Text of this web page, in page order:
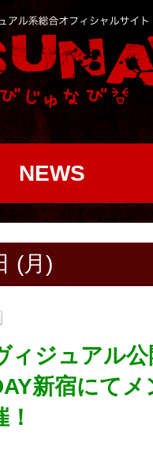
NEWS
(月)
ィジュアル
新宿にてメ